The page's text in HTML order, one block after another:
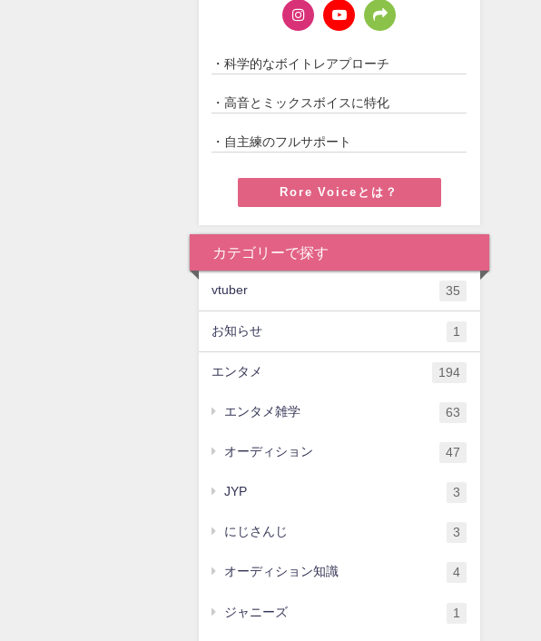
・科学的なボイトレアプローチ
・高音とミックスボイスに特化
・自主練のフルサポート
Rore Voiceとは？
カテゴリーで探す
vtuber 35
お知らせ 1
エンタメ 194
エンタメ雑学 63
オーディション 47
JYP 3
にじさんじ 3
オーディション知識 4
ジャニーズ 1